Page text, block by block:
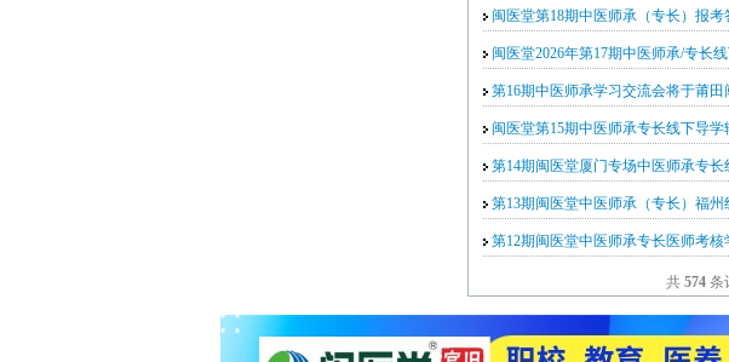
注册商标，涉及行业广泛，仿冒必究！ 闽医堂创始
培训科目：保健按摩职业一至五级之康复理疗、艾灸推拿、小儿
闽医堂第18期中医师承（专长）报
闽医堂2026年第17期中医师承/专长
第16期中医师承学习交流会将于莆田
闽医堂第15期中医师承专长线下导学
第14期闽医堂厦门专场中医师承专
第13期闽医堂中医师承（专长）福
第12期闽医堂中医师承专长医师考核
共 574条